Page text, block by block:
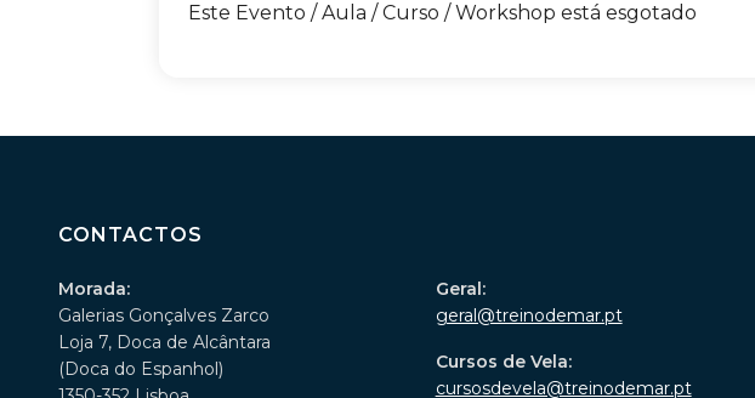
Este Evento / Aula / Curso / Workshop está esgotado
CONTACTOS
Morada:
Galerias Gonçalves Zarco
Loja 7, Doca de Alcântara
(Doca do Espanhol)
Geral:
geral@treinodemar.pt
Cursos de Vela:
cursosdevela@treinodemar.pt